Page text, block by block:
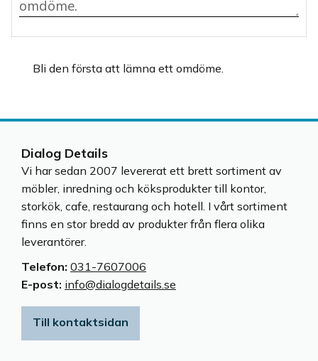
Bli den första att lämna ett omdöme.
Dialog Details
Vi har sedan 2007 levererat ett brett sortiment av
möbler, inredning och köksprodukter till kontor,
storkök, cafe, restaurang och hotell. I vårt sortiment
finns en stor bredd av produkter från flera olika
leverantörer.
Telefon: 031-7607006
E-post: info@dialogdetails.se
Till kontaktsidan